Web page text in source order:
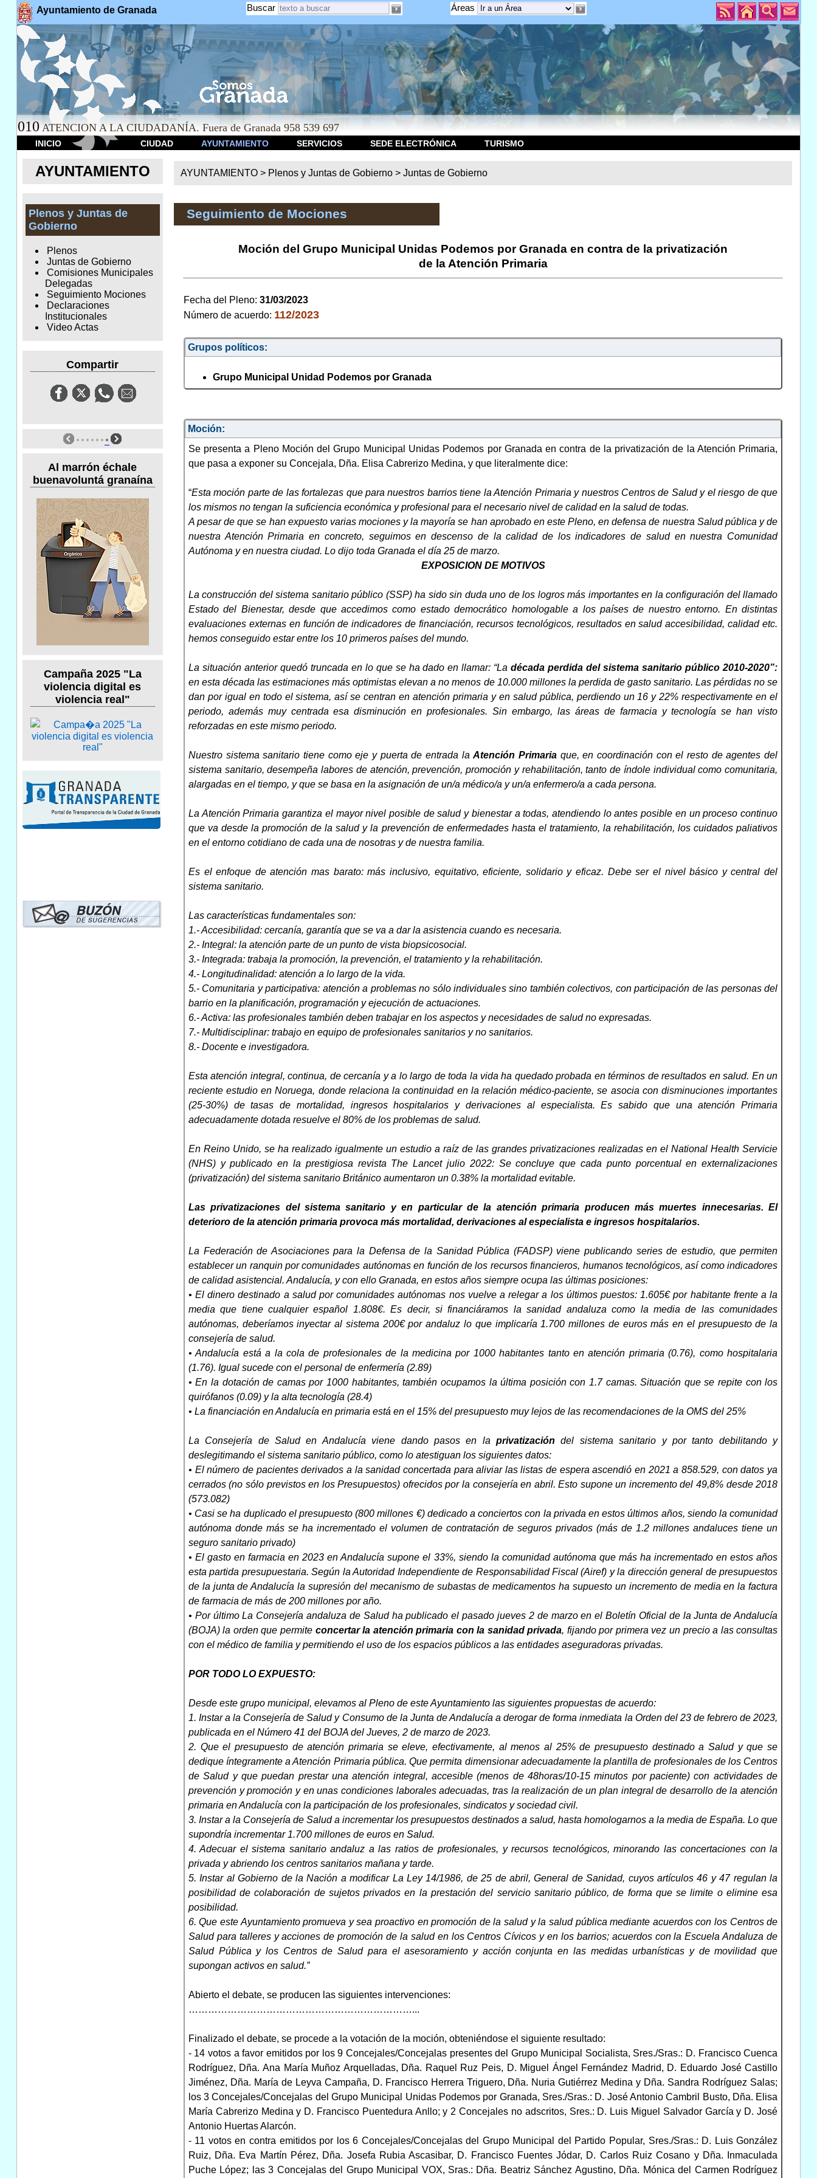
Ayuntamiento de Granada Áreas
Buscar
010 ATENCION A LA CIUDADANÍA. Fuera de Granada 958 539 697
INICIO CIUDAD AYUNTAMIENTO SERVICIOS SEDE ELECTRÓNICA TURISMO
AYUNTAMIENTO
Plenos y Juntas de
Gobierno
Plenos
Juntas de Gobierno
Comisiones Municipales
Delegadas
Seguimiento Mociones
Declaraciones
Institucionales
Video Actas
Compartir
Al marrón échale
buenavoluntá granaína
Campaña 2025 "La
violencia digital es
violencia real"
AYUNTAMIENTO > Plenos y Juntas de Gobierno >Juntas de Gobierno
Seguimiento de Mociones
Moción del Grupo Municipal Unidas Podemos por Granada en contra de la privatización
de la Atención Primaria
Fecha del Pleno: 31/03/2023
Número de acuerdo: 112/2023
Grupos políticos:
Grupo Municipal Unidad Podemos por Granada
Moción:
Se presenta a Pleno Moción del Grupo Municipal Unidas Podemos por Granada en contra de la privatización de la Atención Primaria,
que pasa a exponer su Concejala, Dña. Elisa Cabrerizo Medina, y que literalmente dice:
“Esta moción parte de las fortalezas que para nuestros barrios tiene la Atención Primaria y nuestros Centros de Salud y el riesgo de que
los mismos no tengan la suficiencia económica y profesional para el necesario nivel de calidad en la salud de todas.
A pesar de que se han expuesto varias mociones y la mayoría se han aprobado en este Pleno, en defensa de nuestra Salud pública y de
nuestra Atención Primaria en concreto, seguimos en descenso de la calidad de los indicadores de salud en nuestra Comunidad
Autónoma y en nuestra ciudad. Lo dijo toda Granada el día 25 de marzo.
EXPOSICION DE MOTIVOS
La construcción del sistema sanitario público (SSP) ha sido sin duda uno de los logros más importantes en la configuración del llamado
Estado del Bienestar, desde que accedimos como estado democrático homologable a los países de nuestro entorno. En distintas
evaluaciones externas en función de indicadores de financiación, recursos tecnológicos, resultados en salud accesibilidad, calidad etc.
hemos conseguido estar entre los 10 primeros países del mundo.
La situación anterior quedó truncada en lo que se ha dado en llamar: “Ladécada perdida del sistema sanitario público 2010-2020”:
en esta década las estimaciones más optimistas elevan a no menos de 10.000 millones la perdida de gasto sanitario. Las pérdidas no se
dan por igual en todo el sistema, así se centran en atención primaria y en salud pública, perdiendo un 16 y 22% respectivamente en el
periodo, además muy centrada esa disminución en profesionales. Sin embargo, las áreas de farmacia y tecnología se han visto
reforzadas en este mismo periodo.
Nuestro sistema sanitario tiene como eje y puerta de entrada laAtención Primaria que, en coordinación con el resto de agentes del
sistema sanitario, desempeña labores de atención, prevención, promoción y rehabilitación, tanto de índole individual como comunitaria,
alargadas en el tiempo, y que se basa en la asignación de un/a médico/a y un/a enfermero/a a cada persona.
La Atención Primaria garantiza el mayor nivel posible de salud y bienestar a todas, atendiendo lo antes posible en un proceso continuo
que va desde la promoción de la salud y la prevención de enfermedades hasta el tratamiento, la rehabilitación, los cuidados paliativos
en el entorno cotidiano de cada una de nosotras y de nuestra familia.
Es el enfoque de atención mas barato: más inclusivo, equitativo, eficiente, solidario y eficaz. Debe ser el nivel básico y central del
sistema sanitario.
Las características fundamentales son:
1.- Accesibilidad: cercanía, garantía que se va a dar la asistencia cuando es necesaria.
2.- Integral: la atención parte de un punto de vista biopsicosocial.
3.- Integrada: trabaja la promoción, la prevención, el tratamiento y la rehabilitación.
4.- Longitudinalidad: atención a lo largo de la vida.
5.- Comunitaria y participativa: atención a problemas no sólo individuales sino también colectivos, con participación de las personas del
barrio en la planificación, programación y ejecución de actuaciones.
6.- Activa: las profesionales también deben trabajar en los aspectos y necesidades de salud no expresadas.
7.- Multidisciplinar: trabajo en equipo de profesionales sanitarios y no sanitarios.
8.- Docente e investigadora.
Esta atención integral, continua, de cercanía y a lo largo de toda la vida ha quedado probada en términos de resultados en salud. En un
reciente estudio en Noruega, donde relaciona la continuidad en la relación médico-paciente, se asocia con disminuciones importantes
(25-30%) de tasas de mortalidad, ingresos hospitalarios y derivaciones al especialista. Es sabido que una atención Primaria
adecuadamente dotada resuelve el 80% de los problemas de salud.
En Reino Unido, se ha realizado igualmente un estudio a raíz de las grandes privatizaciones realizadas en el National Health Servicie
(NHS) y publicado en la prestigiosa revista The Lancet julio 2022: Se concluye que cada punto porcentual en externalizaciones
(privatización) del sistema sanitario Británico aumentaron un 0.38% la mortalidad evitable.
Las privatizaciones del sistema sanitario y en particular de la atención primaria producen más muertes innecesarias. El
deterioro de la atención primaria provoca más mortalidad, derivaciones al especialista e ingresos hospitalarios.
La Federación de Asociaciones para la Defensa de la Sanidad Pública (FADSP) viene publicando series de estudio, que permiten
establecer un ranquin por comunidades autónomas en función de los recursos financieros, humanos tecnológicos, así como indicadores
de calidad asistencial. Andalucía, y con ello Granada, en estos años siempre ocupa las últimas posiciones:
• El dinero destinado a salud por comunidades autónomas nos vuelve a relegar a los últimos puestos: 1.605€ por habitante frente a la
media que tiene cualquier español 1.808€. Es decir, si financiáramos la sanidad andaluza como la media de las comunidades
autónomas, deberíamos inyectar al sistema 200€ por andaluz lo que implicaría 1.700 millones de euros más en el presupuesto de la
consejería de salud.
• Andalucía está a la cola de profesionales de la medicina por 1000 habitantes tanto en atención primaria (0.76), como hospitalaria
(1.76). Igual sucede con el personal de enfermería (2.89)
• En la dotación de camas por 1000 habitantes, también ocupamos la última posición con 1.7 camas. Situación que se repite con los
quirófanos (0.09) y la alta tecnología (28.4)
• La financiación en Andalucía en primaria está en el 15% del presupuesto muy lejos de las recomendaciones de la OMS del 25%
La Consejería de Salud en Andalucía viene dando pasos en laprivatizacióndel sistema sanitario y por tanto debilitando y
deslegitimando el sistema sanitario público, como lo atestiguan los siguientes datos:
• El número de pacientes derivados a la sanidad concertada para aliviar las listas de espera ascendió en 2021 a 858.529, con datos ya
cerrados (no sólo previstos en los Presupuestos) ofrecidos por la consejería en abril. Esto supone un incremento del 49,8% desde 2018
(573.082)
• Casi se ha duplicado el presupuesto (800 millones €) dedicado a conciertos con la privada en estos últimos años, siendo la comunidad
autónoma donde más se ha incrementado el volumen de contratación de seguros privados (más de 1.2 millones andaluces tiene un
seguro sanitario privado)
• El gasto en farmacia en 2023 en Andalucía supone el 33%, siendo la comunidad autónoma que más ha incrementado en estos años
esta partida presupuestaria. Según la Autoridad Independiente de Responsabilidad Fiscal (Airef) y la dirección general de presupuestos
de la junta de Andalucía la supresión del mecanismo de subastas de medicamentos ha supuesto un incremento de media en la factura
de farmacia de más de 200 millones por año.
• Por último La Consejería andaluza de Salud ha publicado el pasado jueves 2 de marzo en el Boletín Oficial de la Junta de Andalucía
(BOJA) la orden que permite concertar la atención primaria con la sanidad privada, fijando por primera vez un precio a las consultas
con el médico de familia y permitiendo el uso de los espacios públicos a las entidades aseguradoras privadas.
POR TODO LO EXPUESTO:
Desde este grupo municipal, elevamos al Pleno de este Ayuntamiento las siguientes propuestas de acuerdo:
1. Instar a la Consejería de Salud y Consumo de la Junta de Andalucía a derogar de forma inmediata la Orden del 23 de febrero de 2023,
publicada en el Número 41 del BOJA del Jueves, 2 de marzo de 2023.
2. Que el presupuesto de atención primaria se eleve, efectivamente, al menos al 25% de presupuesto destinado a Salud y que se
dedique íntegramente a Atención Primaria pública. Que permita dimensionar adecuadamente la plantilla de profesionales de los Centros
de Salud y que puedan prestar una atención integral, accesible (menos de 48horas/10-15 minutos por paciente) con actividades de
prevención y promoción y en unas condiciones laborales adecuadas, tras la realización de un plan integral de desarrollo de la atención
primaria en Andalucía con la participación de los profesionales, sindicatos y sociedad civil.
3. Instar a la Consejería de Salud a incrementar los presupuestos destinados a salud, hasta homologarnos a la media de España. Lo que
supondría incrementar 1.700 millones de euros en Salud.
4. Adecuar el sistema sanitario andaluz a las ratios de profesionales, y recursos tecnológicos, minorando las concertaciones con la
privada y abriendo los centros sanitarios mañana y tarde.
5. Instar al Gobierno de la Nación a modificar La Ley 14/1986, de 25 de abril, General de Sanidad, cuyos artículos 46 y 47 regulan la
posibilidad de colaboración de sujetos privados en la prestación del servicio sanitario público, de forma que se limite o elimine esa
posibilidad.
6. Que este Ayuntamiento promueva y sea proactivo en promoción de la salud y la salud pública mediante acuerdos con los Centros de
Salud para talleres y acciones de promoción de la salud en los Centros Cívicos y en los barrios; acuerdos con la Escuela Andaluza de
Salud Pública y los Centros de Salud para el asesoramiento y acción conjunta en las medidas urbanísticas y de movilidad que
supongan activos en salud.”
Abierto el debate, se producen las siguientes intervenciones:
……………………………………………………………...
Finalizado el debate, se procede a la votación de la moción, obteniéndose el siguiente resultado:
- 14 votos a favor emitidos por los 9 Concejales/Concejalas presentes del Grupo Municipal Socialista, Sres./Sras.: D. Francisco Cuenca
Rodríguez, Dña. Ana María Muñoz Arquelladas, Dña. Raquel Ruz Peis, D. Miguel Ángel Fernández Madrid, D. Eduardo José Castillo
Jiménez, Dña. María de Leyva Campaña, D. Francisco Herrera Triguero, Dña. Nuria Gutiérrez Medina y Dña. Sandra Rodríguez Salas;
los 3 Concejales/Concejalas del Grupo Municipal Unidas Podemos por Granada, Sres./Sras.: D. José Antonio Cambril Busto, Dña. Elisa
María Cabrerizo Medina y D. Francisco Puentedura Anllo; y 2 Concejales no adscritos, Sres.: D. Luis Miguel Salvador García y D. José
Antonio Huertas Alarcón.
- 11 votos en contra emitidos por los 6 Concejales/Concejalas del Grupo Municipal del Partido Popular, Sres./Sras.: D. Luis González
Ruiz, Dña. Eva Martín Pérez, Dña. Josefa Rubia Ascasibar, D. Francisco Fuentes Jódar, D. Carlos Ruiz Cosano y Dña. Inmaculada
Puche López; las 3 Concejalas del Grupo Municipal VOX, Sras.: Dña. Beatriz Sánchez Agustino, Dña. Mónica del Carmen Rodríguez